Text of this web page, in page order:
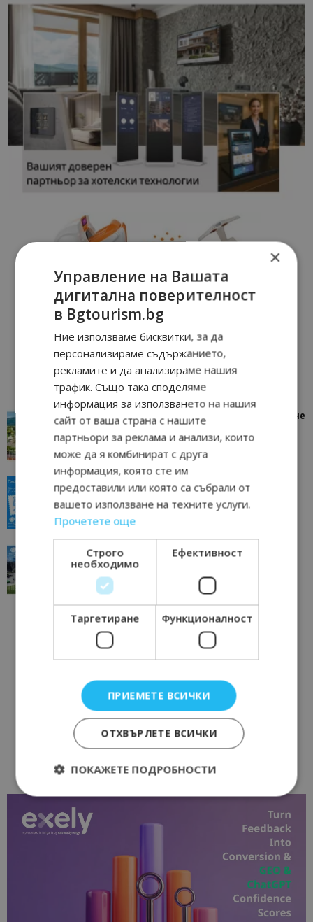
“Пощенска картичка от…”: Петрич – Изживяване
отвъд очакваното
Петрич 11/07/2026 11:22
“Пощенска картичка от…”: Пловдив, градът на
“Пощенска картичка от…”: Перник – град на
традициите, културата и вдъхновяващите...
Перник
×
Управление на Вашата
дигитална поверителност
в Bgtourism.bg
Ние използваме бисквитки, за да
персонализираме съдържанието,
рекламите и да анализираме нашия
трафик. Също така споделяме
информация за използването на нашия
сайт от ваша страна с нашите
партньори за реклама и анализи, които
може да я комбинират с друга
информация, която сте им
предоставили или която са събрали от
вашето използване на техните услуги.
Прочетете още
Строго
необходимо
Ефективност
Таргетиране Функционалност
ПРИЕМЕТЕ ВСИЧКИ
ОТХВЪРЛЕТЕ ВСИЧКИ
ПОКАЖЕТЕ ПОДРОБНОСТИ
Строго необходимо
Строго необходимите бисквитки позволяват
основната функционалност на уебсайта, като
потребителско влизане и управление на
акаунта. Уебсайтът не може да се използва